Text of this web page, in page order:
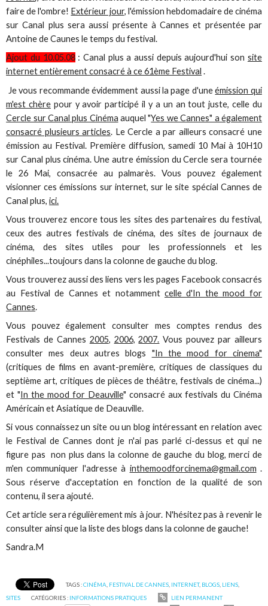
faire de l'ombre! Extérieur jour, l'émission hebdomadaire de cinéma
sur Canal plus sera aussi présente à Cannes et présentée par
Antoine de Caunes le temps du festival.
Ajout du 10.05.08: Canal plus a aussi depuis aujourd'hui son site
internet entièrement consacré à ce 61ème Festival .
Je vous recommande évidemment aussi la page d'uneémission qui
m'est chèrepour y avoir participé il y a un an tout juste, celle du
Cercle sur Canal plus Cinéma auquel "Yes we Cannes" a également
consacré plusieurs articles. Le Cercle a par ailleurs consacré une
émission au Festival. Première diffusion, samedi 10 Mai à 10H10
sur Canal plus cinéma. Une autre émission du Cercle sera tournée
le 26 Mai, consacrée au palmarès. Vous pouvez également
visionner ces émissions sur internet, sur le site spécial Cannes de
Canal plus,ici.
Vous trouverez encore tous les sites des partenaires du festival,
ceux des autres festivals de cinéma, des sites de journaux de
cinéma, des sites utiles pour les professionnels et les
cinéphiles...toujours dans la colonne de gauche du blog.
Vous trouverez aussi des liens vers les pages Facebook consacrés
au Festival de Cannes et notamment celle d'In the mood for
Cannes.
Vous pouvez également consulter mes comptes rendus des
Festivals de Cannes 2005, 2006, 2007. Vous pouvez par ailleurs
consulter mes deux autres blogs "In the mood for cinema"
(critiques de films en avant-première, critiques de classiques du
septième art, critiques de pièces de théâtre, festivals de cinéma...)
et "In the mood for Deauville" consacré aux festivals du Cinéma
Américain et Asiatique de Deauville.
Si vous connaissez un site ou un blog intéressant en relation avec
le Festival de Cannes dont je n'ai pas parlé ci-dessus et qui ne
figure pas non plus dans la colonne de gauche du blog, merci de
m'en communiquer l'adresse à inthemoodforcinema@gmail.com .
Sous réserve d'acceptation en fonction de la qualité de son
contenu, il sera ajouté.
Cet article sera régulièrement mis à jour. N'hésitez pas à revenir le
consulter ainsi que la liste des blogs dans la colonne de gauche!
Sandra.M
TAGS :CINÉMA FESTIVAL DE CANNES, INTERNET, BLOGS, LIENS,
SITES
CATÉGORIES : INFORMATIONS PRATIQUES
LIEN PERMANENT